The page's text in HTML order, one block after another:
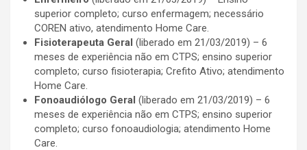
superior completo; curso enfermagem; necessário
COREN ativo, atendimento Home Care.
Fisioterapeuta Geral (liberado em 21/03/2019) – 6
meses de experiência não em CTPS; ensino superior
completo; curso fisioterapia; Crefito Ativo; atendimento
Home Care.
Fonoaudiólogo Geral (liberado em 21/03/2019) – 6
meses de experiência não em CTPS; ensino superior
completo; curso fonoaudiologia; atendimento Home
Care.